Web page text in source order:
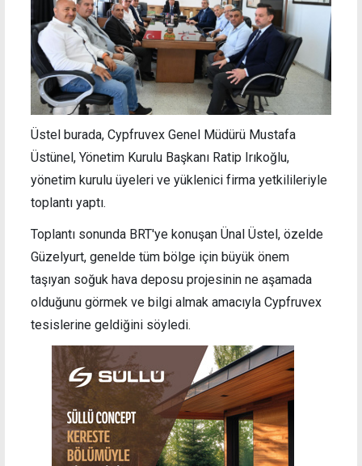
Üstel burada, Cypfruvex Genel Müdürü Mustafa
Üstünel, Yönetim Kurulu Başkanı Ratip Irıkoğlu,
yönetim kurulu üyeleri ve yüklenici firma yetkilileriyle
toplantı yaptı.
Toplantı sonunda BRT'ye konuşan Ünal Üstel, özelde
Güzelyurt, genelde tüm bölge için büyük önem
taşıyan soğuk hava deposu projesinin ne aşamada
olduğunu görmek ve bilgi almak amacıyla Cypfruvex
tesislerine geldiğini söyledi.